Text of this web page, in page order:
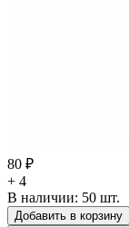
80 ₽
+ 4
В наличии: 50 шт.
Добавить в корзину